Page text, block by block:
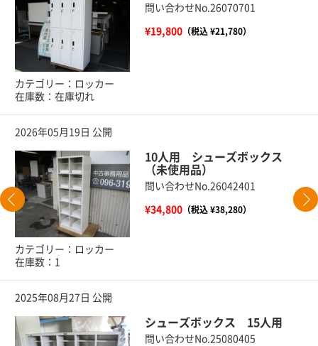
問い合わせNo.26070701
¥19,800（税込 ¥21,780）
カテゴリー：ロッカー
在庫数：在庫切れ
2026年05月19日 公開
10人用 シューズボックス
（未使用品）
問い合わせNo.26042401
¥34,800（税込 ¥38,280）
カテゴリー：ロッカー
在庫数：1
2025年08月27日 公開
シューズボックス 15人用
問い合わせNo.25080405